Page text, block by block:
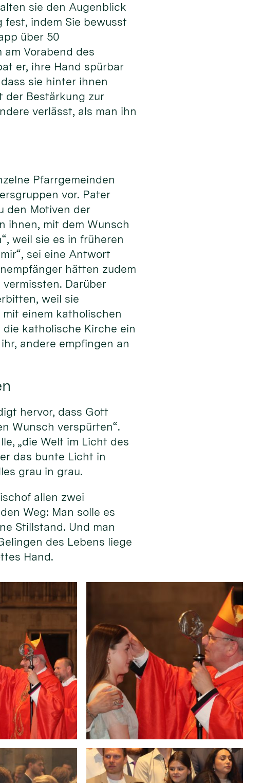
sie den Augenblick
fest, indem Sie bewusst
über 50
Vorabend des
er, ihre Hand spürbar
sie hinter ihnen
der Bestärkung zur
verlässt, als man ihn
Pfarrgemeinden
vor. Pater
den Motiven der
ihnen, mit dem Wunsch
weil sie es in früheren
sei eine Antwort
hätten zudem
Darüber
weil sie
einem katholischen
katholische Kirche ein
andere empfingen an
hervor, dass Gott
Wunsch verspürten“.
„die Welt im Licht des
das bunte Licht in
grau in grau.
allen zwei
Weg: Man solle es
Stillstand. Und man
des Lebens liege
Hand.